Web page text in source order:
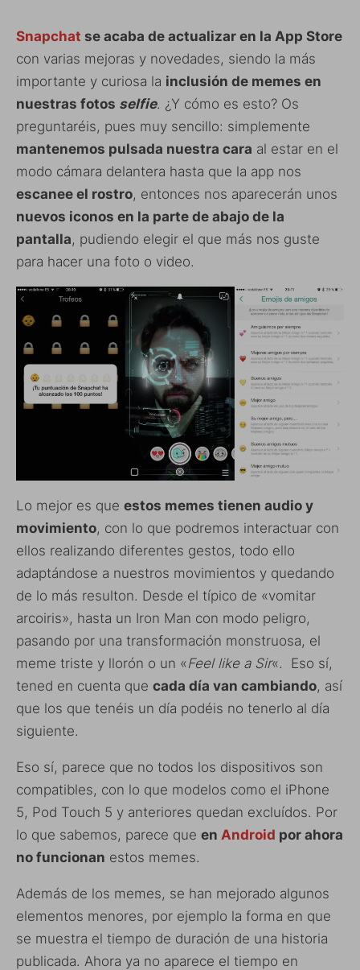
Snapchat se acaba de actualizar en la App Store
con varias mejoras y novedades, siendo la más
importante y curiosa la inclusión de memes en
nuestras fotos selfie. ¿Y cómo es esto? Os
preguntaréis, pues muy sencillo: simplemente
mantenemos pulsada nuestra cara al estar en el
modo cámara delantera hasta que la app nos
escanee el rostro, entonces nos aparecerán unos
nuevos iconos en la parte de abajo de la
pantalla, pudiendo elegir el que más nos guste
para hacer una foto o video.
Lo mejor es que estos memes tienen audio y
movimiento, con lo que podremos interactuar con
ellos realizando diferentes gestos, todo ello
adaptándose a nuestros movimientos y quedando
de lo más resulton. Desde el típico de «vomitar
arcoiris», hasta un Iron Man con modo peligro,
pasando por una transformación monstruosa, el
meme triste y llorón o un «Feel like a Sir«. Eso sí,
tened en cuenta que cada día van cambiando, así
que los que tenéis un día podéis no tenerlo al día
siguiente.
Eso sí, parece que no todos los dispositivos son
compatibles, con lo que modelos como el iPhone
5, Pod Touch 5 y anteriores quedan excluídos. Por
lo que sabemos, parece que en Android por ahora
no funcionan estos memes.
Además de los memes, se han mejorado algunos
elementos menores, por ejemplo la forma en que
se muestra el tiempo de duración de una historia
publicada. Ahora ya no aparece el tiempo en